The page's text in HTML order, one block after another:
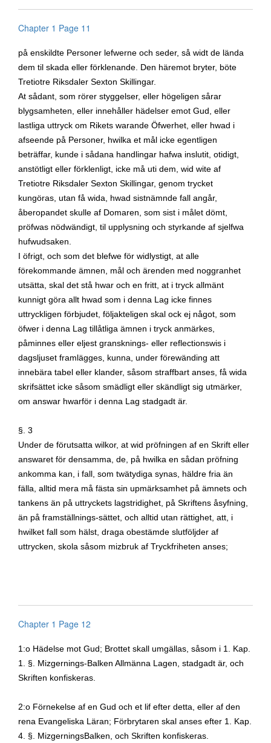
Chapter 1 Page 11
på enskildte Personer lefwerne och seder, så widt de lända
dem til skada eller förklenande. Den häremot bryter, böte
Tretiotre Riksdaler Sexton Skillingar.
At sådant, som rörer styggelser, eller högeligen sårar
blygsamheten, eller innehåller hädelser emot Gud, eller
lastliga uttryck om Rikets warande Öfwerhet, eller hwad i
afseende på Personer, hwilka et mål icke egentligen
beträffar, kunde i sådana handlingar hafwa inslutit, otidigt,
anstötligt eller förklenligt, icke må uti dem, wid wite af
Tretiotre Riksdaler Sexton Skillingar, genom trycket
kungöras, utan få wida, hwad sistnämnde fall angår,
åberopandet skulle af Domaren, som sist i målet dömt,
pröfwas nödwändigt, til upplysning och styrkande af sjelfwa
hufwudsaken.
I öfrigt, och som det blefwe för widlystigt, at alle
förekommande ämnen, mål och ärenden med noggranhet
utsätta, skal det stå hwar och en fritt, at i tryck allmänt
kunnigt göra allt hwad som i denna Lag icke finnes
uttryckligen förbjudet, följakteligen skal ock ej något, som
öfwer i denna Lag tillåtliga ämnen i tryck anmärkes,
påminnes eller eljest gransknings- eller reflectionswis i
dagsljuset framlägges, kunna, under förewänding att
innebära tabel eller klander, såsom straffbart anses, få wida
skrifsättet icke såsom smädligt eller skändligt sig utmärker,
om answar hwarför i denna Lag stadgadt är.
§. 3
Under de förutsatta wilkor, at wid pröfningen af en Skrift eller
answaret för densamma, de, på hwilka en sådan pröfning
ankomma kan, i fall, som twätydiga synas, häldre fria än
fälla, alltid mera må fästa sin upmärksamhet på ämnets och
tankens än på uttryckets lagstridighet, på Skriftens åsyfning,
än på framställnings-sättet, och alltid utan rättighet, att, i
hwilket fall som hälst, draga obestämde slutföljder af
uttrycken, skola såsom mizbruk af Tryckfriheten anses;
Chapter 1 Page 12
1:o Hädelse mot Gud; Brottet skall umgällas, såsom i 1. Kap.
1. §. Mizgernings-Balken Allmänna Lagen, stadgadt är, och
Skriften konfiskeras.
2:o Förnekelse af en Gud och et lif efter detta, eller af den
rena Evangeliska Läran; Förbrytaren skal anses efter 1. Kap.
4. §. MizgerningsBalken, och Skriften konfiskeras.